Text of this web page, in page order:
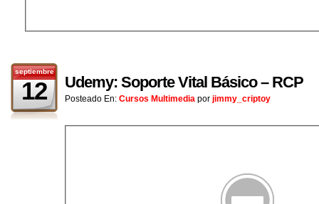
septiembre
12 Udemy: Soporte Vital Básico – RCP
Posteado En: Cursos Multimedia por jimmy_criptoy